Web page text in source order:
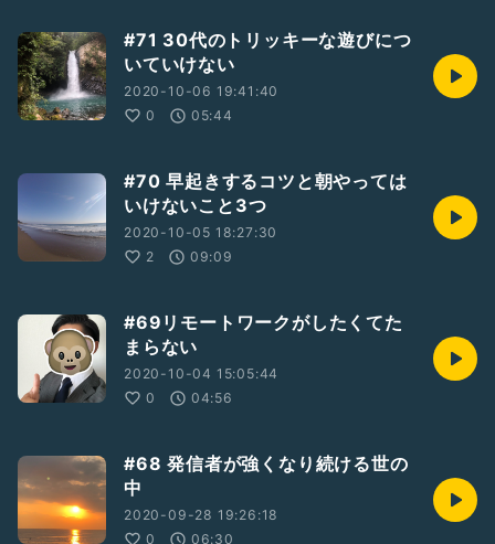
#71 30代のトリッキーな遊びにつ
いていけない
2020-10-06 19:41:40
0
05:44
#70 早起きするコツと朝やっては
いけないこと3つ
2020-10-05 18:27:30
2
09:09
#69リモートワークがしたくてた
まらない
2020-10-04 15:05:44
0
04:56
#68 発信者が強くなり続ける世の
中
2020-09-28 19:26:18
0
06:30